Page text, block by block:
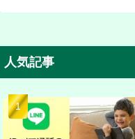
人気記事